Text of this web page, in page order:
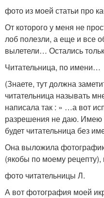
фото из моей статьи про
От которого у меня не
лоб полезли, а еще и все
вылетели… Остались
Читательница, по имени…
(Знаете, тут должна
читательница называть
написала так : » …а вот
разрешения не даю. Имею
будет читательница без
Она выложила
(якобы по моему рецепту),
фото читательницы Л.
А вот фотография моей